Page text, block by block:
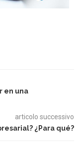
en una
articolo successivo
¿Para qué?